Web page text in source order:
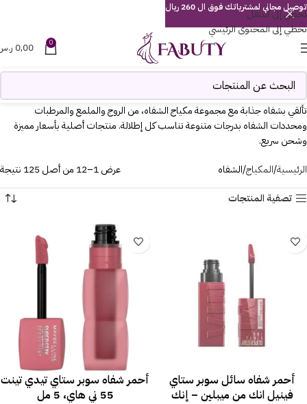
تخطي إلى التنقل
تخطي إلى المحتوى الرئيسي
0
0,00
تألقي بشفاه جذابة مع مجموعة مكياج الشفاه، من الروج والملمع والمرطبات
ومحددات الشفاه بدرجات متنوعة تناسب كل إطلالة. منتجات أصلية بأسعار مميزة
وشحن سريع.
الرئيسية المكياج الشفاه
عرض 1–12 من أصل 125 نتيجة
تصفية المنتجات
أحمر شفاه سائل سوبر ستاي
فينيل انك من ميبلين – إنك
أحمر شفاه سوبر ستاي تيدي تينت
55 ني هاي، 5 مل
توصيل مجاني لمشترياتك فوق ال 260 ريال